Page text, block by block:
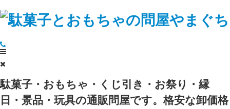
駄菓子・おもちゃ・くじ引き・お祭り・縁
日・景品・玩具の通販問屋です。格安な卸価格